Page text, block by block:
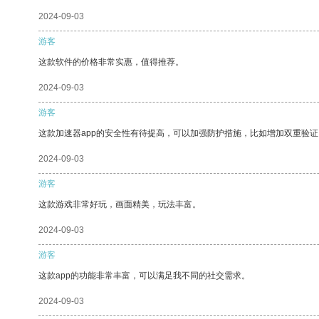
2024-09-03
游客
这款软件的价格非常实惠，值得推荐。
2024-09-03
游客
这款加速器app的安全性有待提高，可以加强防护措施，比如增加双重验
2024-09-03
游客
这款游戏非常好玩，画面精美，玩法丰富。
2024-09-03
游客
这款app的功能非常丰富，可以满足我不同的社交需求。
2024-09-03